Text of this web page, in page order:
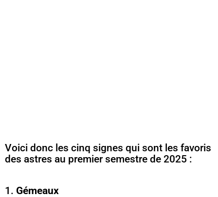
Voici donc les cinq signes qui sont les favoris
des astres au premier semestre de 2025 :
1. Gémeaux